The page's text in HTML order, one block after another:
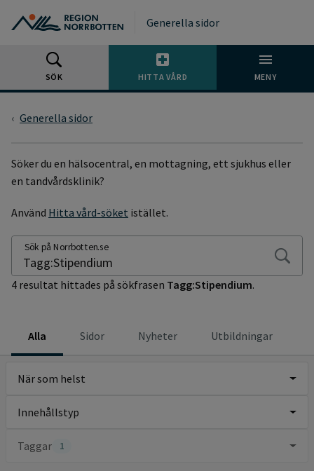
Generella sidor
SÖK HITTA VÅRD MENY
Generella sidor
SÖKSIDA
Söker du en hälsocentral, en mottagning, ett sjukhus eller
en tandvårdsklinik?
Använd Hitta vård-söket istället.
Sök på Norrbotten.se
4 resultat hittades på sökfrasen Tagg:Stipendium.
Alla Sidor Nyheter Utbildningar
När som helst
Innehållstyp
Taggar 1